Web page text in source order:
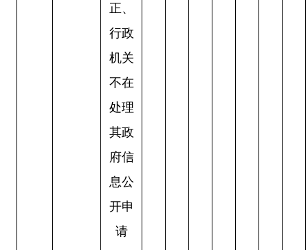
正、
行政
机关
不在
处理
其政
府信
息公
开申
请